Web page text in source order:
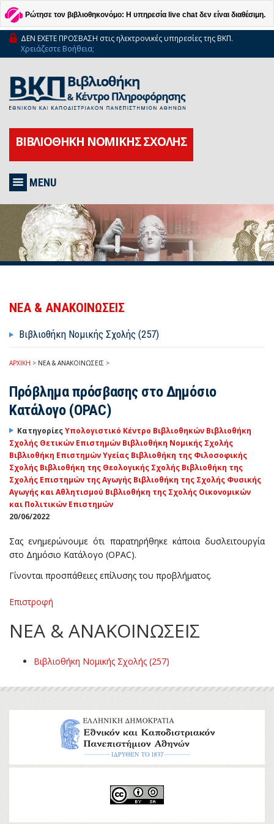
Ρώτησε τον βιβλιοθηκονόμο: Η υπηρεσία live chat δεν είναι διαθέσιμη.
ΔΕΝ ΕΧΕΤΕ ΠΡΟΣΒΑΣΗ στις ηλεκτρονικές υπηρεσίες της ΒΚΠ.
Χρειάζεστε Βοήθεια;
ΒΙΒΛΙΟΘΗΚΗ ΝΟΜΙΚΗΣ ΣΧΟΛΗΣ
MENU
ΝΕΑ & ΑΝΑΚΟΙΝΩΣΕΙΣ
Βιβλιοθήκη Νομικής Σχολής (257)
ΑΡΧΙΚΗ > ΝΕΑ & ΑΝΑΚΟΙΝΩΣΕΙΣ >
Πρόβλημα πρόσβασης στο Δημόσιο
Κατάλογο (OPAC)
ΚατηγορίεςΥπολογιστικό Κέντρο Βιβλιοθηκών Βιβλιοθήκη
Σχολής Θετικών Επιστημών Βιβλιοθήκη Νομικής Σχολής
Βιβλιοθήκη Επιστημών Υγείας Βιβλιοθήκη της Φιλοσοφικής
Σχολής Βιβλιοθήκη της Θεολογικής Σχολής Βιβλιοθήκη της
Σχολής Επιστημών της Αγωγής Βιβλιοθήκη της Σχολής Φυσικής
Αγωγής και Αθλητισμού Βιβλιοθήκη της Σχολής Οικονομικών
και Πολιτικών Επιστημών
20/06/2022
Σας ενημερώνουμε ότι παρατηρήθηκε κάποια δυσλειτουργία
στο Δημόσιο Κατάλογο (OPAC).
Γίνονται προσπάθειες επίλυσης του προβλήματος.
Επιστροφή
ΝΕΑ & ΑΝΑΚΟΙΝΩΣΕΙΣ
Βιβλιοθήκη Νομικής Σχολής (257)